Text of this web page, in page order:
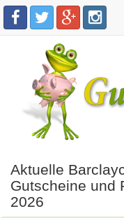
Aktuelle
Gutscheine und
2026